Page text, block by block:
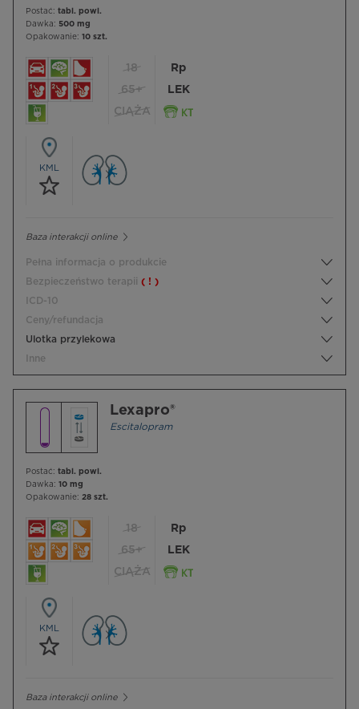
Postać: tabl. powl.
Dawka: 500 mg
Opakowanie: 10 szt.
18
65+
CIĄŻA
Rp
LEK
KML
Baza interakcji online
Pełna informacja o produkcie
Bezpieczeństwo terapii ( ! )
ICD-10
Ceny/refundacja
Ulotka przylekowa
Inne
Lexapro®
Escitalopram
Postać: tabl. powl.
Dawka: 10 mg
Opakowanie: 28 szt.
18
65+
CIĄŻA
Rp
LEK
KML
Baza interakcji online